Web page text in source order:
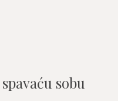
sobu